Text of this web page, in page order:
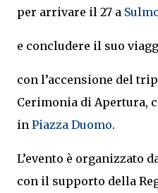
per arrivare il 27 a
e concludere il suo
con l’accensione del
Cerimonia di Apertura,
in Piazza Duomo.
L’evento è organizzato
con il supporto della